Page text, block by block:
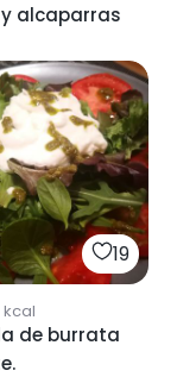
alcaparras
19
kcal
de burrata